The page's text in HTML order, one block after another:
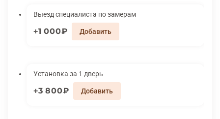
Выезд специалиста по замерам
1 000₽
Установка за 1 дверь
3 800₽